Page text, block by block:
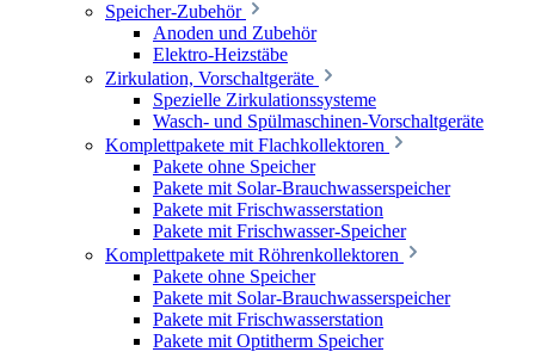
Speicher-Zubehör
Anoden und Zubehör
Elektro-Heizstäbe
Zirkulation, Vorschaltgeräte
Spezielle Zirkulationssysteme
Wasch- und Spülmaschinen-Vorschaltgeräte
Komplettpakete mit Flachkollektoren
Pakete ohne Speicher
Pakete mit Solar-Brauchwasserspeicher
Pakete mit Frischwasserstation
Pakete mit Frischwasser-Speicher
Komplettpakete mit Röhrenkollektoren
Pakete ohne Speicher
Pakete mit Solar-Brauchwasserspeicher
Pakete mit Frischwasserstation
Pakete mit Optitherm Speicher